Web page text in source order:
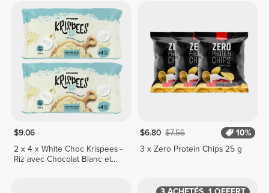
$9.06
2 x 4 x White Choc Krispees -
Riz avec Chocolat Blanc et
$6.80 $7.56
10%
3 x Zero Protein Chips 25 g